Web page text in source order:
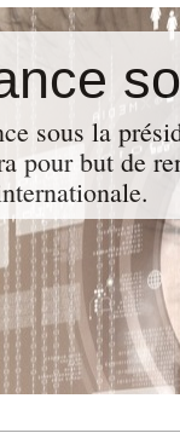
sous la
pour but de